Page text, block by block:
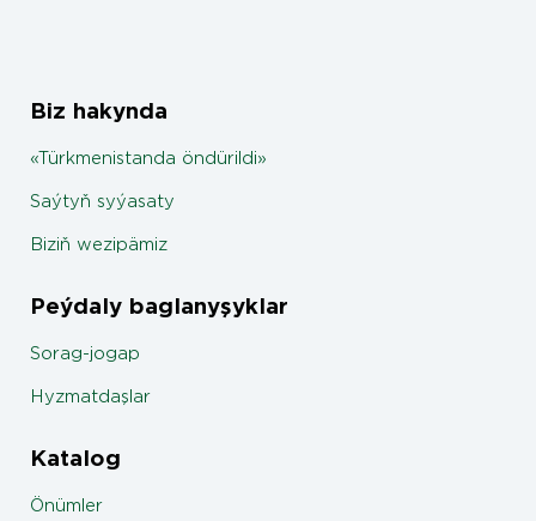
Biz hakynda
«Türkmenistanda öndürildi»
Saýtyň syýasaty
Biziň wezipämiz
Peýdaly baglanyşyklar
Sorag-jogap
Hyzmatdaşlar
Katalog
Önümler